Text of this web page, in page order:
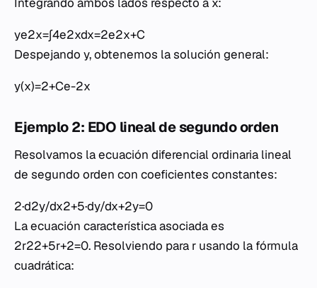
ye2x=∫4e2xdx=2e2x+C
Despejando y, obtenemos la solución general:
y(x)=2+Ce-2x
Ejemplo 2: EDO lineal de segundo orden
Resolvamos la ecuación diferencial ordinaria lineal
de segundo orden con coeficientes constantes:
2·d2y/dx2+5·dy/dx+2y=0
La ecuación característica asociada es
2r22+5r+2=0. Resolviendo para r usando la fórmula
cuadrática: